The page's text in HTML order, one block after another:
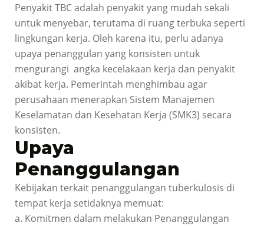
Penyakit TBC adalah penyakit yang mudah sekali
untuk menyebar, terutama di ruang terbuka seperti
lingkungan kerja. Oleh karena itu, perlu adanya
upaya penanggulan yang konsisten untuk
mengurangi angka kecelakaan kerja dan penyakit
akibat kerja. Pemerintah menghimbau agar
perusahaan menerapkan Sistem Manajemen
Keselamatan dan Kesehatan Kerja (SMK3) secara
konsisten.
Upaya
Penanggulangan
Kebijakan terkait penanggulangan tuberkulosis di
tempat kerja setidaknya memuat:
a. Komitmen dalam melakukan Penanggulangan